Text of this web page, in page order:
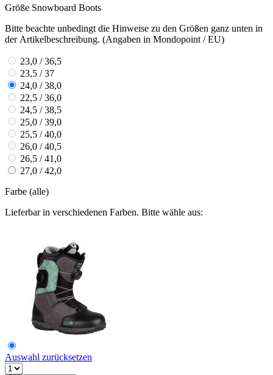
Größe Snowboard Boots
Bitte beachte unbedingt die Hinweise zu den Größen ganz unten in
der Artikelbeschreibung. (Angaben in Mondopoint / EU)
23,0 / 36,5
23,5 / 37
24,0 / 38,0
22,5 / 36,0
24,5 / 38,5
25,0 / 39,0
25,5 / 40,0
26,0 / 40,5
26,5 / 41,0
27,0 / 42,0
Farbe (alle)
Lieferbar in verschiedenen Farben. Bitte wähle aus:
Auswahl zurücksetzen